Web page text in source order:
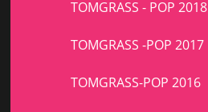
TOMGRASS - POP 2018
TOMGRASS -POP 2017
TOMGRASS-POP 2016